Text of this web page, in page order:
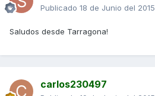
Publicado 18 de Junio del 2015
Saludos desde Tarragona!
carlos230497